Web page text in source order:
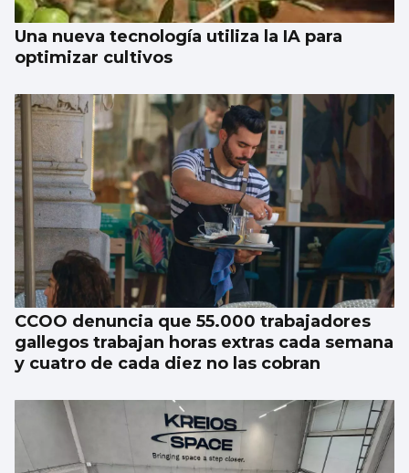
Una nueva tecnología utiliza la IA para
optimizar cultivos
CCOO denuncia que 55.000 trabajadores
gallegos trabajan horas extras cada semana
y cuatro de cada diez no las cobran